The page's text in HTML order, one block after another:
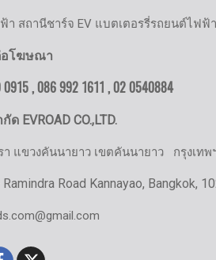
า สถานีชาร์จ EV แบตเตอรรี่รถยนต์ไฟ
โฆษณา
, 086 992 1611 ,02 0540884
EVROAD CO.,LTD.
แขวงคันนายาว เขตคันนายาว กรุงเทพ
Road Kannayao, Bangkok,